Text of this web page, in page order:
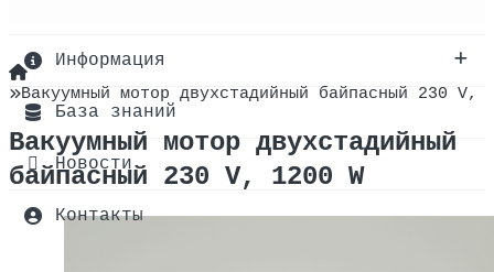
Информация
О компании
Сертификаты
Оплата и доставка
База знаний
Новости
Контакты
Вакуумный мотор двухстадийный байпасный 230 V,
Вакуумный мотор двухстадийный
байпасный 230 V, 1200 W